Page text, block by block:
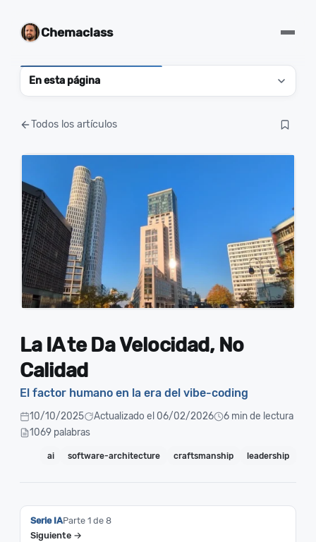
Chemaclass
En esta página
Todos los artículos
La IA te Da Velocidad, No
Calidad
El factor humano en la era del vibe-coding
10/10/2025 Actualizado el 06/02/2026
6 min de lectura
1069 palabras
ai software-architecture craftsmanship leadership
Serie IAParte 1 de 8
Siguiente →